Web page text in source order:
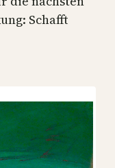
Schafft